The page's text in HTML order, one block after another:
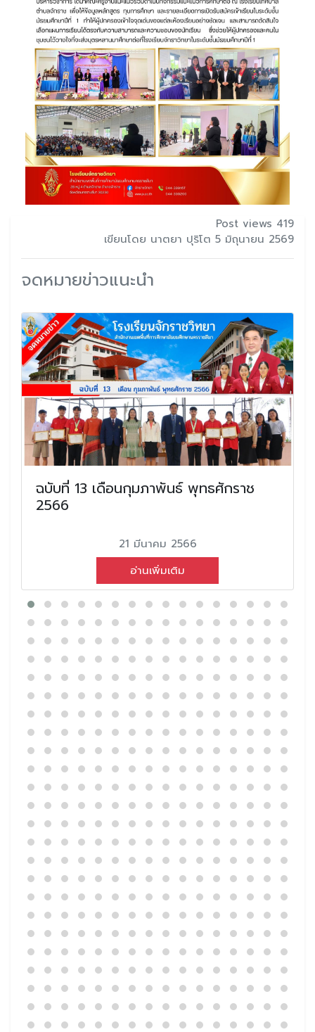
Post views 419
เขียนโดย นาตยา ปุริโต 5 มิถุนายน 2569
จดหมายข่าวแนะนำ
ฉบับที่ 13 เดือนกุมภาพันธ์ พุทธศักราช
2566
21 มีนาคม 2566
อ่านเพิ่มเติม